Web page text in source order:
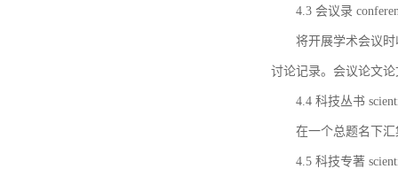
4.3 会议录
将开展学术会议
讨论记录。会议论文
4.4 科技丛书
在一个总题名下
4.5 科技专著